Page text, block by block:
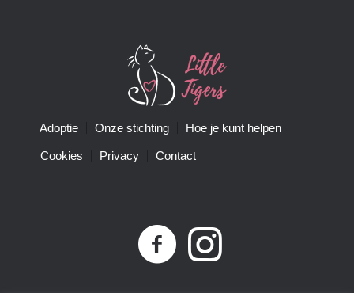
Adoptie Onze stichting Hoe je kunt helpen
Cookies Privacy Contact